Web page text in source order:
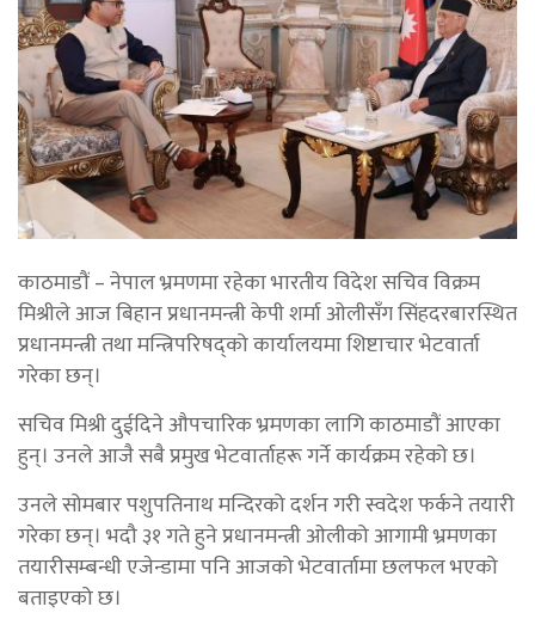
काठमाडौं – नेपाल भ्रमणमा रहेका भारतीय विदेश सचिव विक्रम
मिश्रीले आज बिहान प्रधानमन्त्री केपी शर्मा ओलीसँग सिंहदरबारस्थित
प्रधानमन्त्री तथा मन्त्रिपरिषद्को कार्यालयमा शिष्टाचार भेटवार्ता
गरेका छन्।
सचिव मिश्री दुईदिने औपचारिक भ्रमणका लागि काठमाडौं आएका
हुन्। उनले आजै सबै प्रमुख भेटवार्ताहरू गर्ने कार्यक्रम रहेको छ।
उनले सोमबार पशुपतिनाथ मन्दिरको दर्शन गरी स्वदेश फर्कने तयारी
गरेका छन्। भदौ ३१ गते हुने प्रधानमन्त्री ओलीको आगामी भ्रमणका
तयारीसम्बन्धी एजेन्डामा पनि आजको भेटवार्तामा छलफल भएको
बताइएको छ।